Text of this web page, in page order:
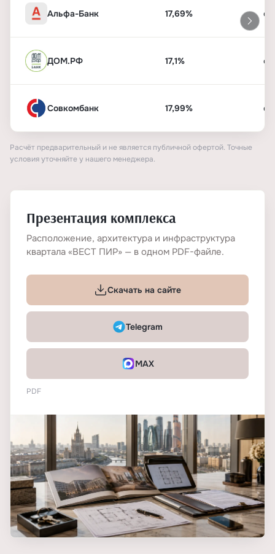
Альфа-Банк 17,69%
ДОМ.РФ 17,1%
Совкомбанк 17,99%
Расчёт предварительный и не является публичной офертой. Точные
условия уточняйте у нашего менеджера.
Презентация комплекса
Расположение, архитектура и инфраструктура
квартала «ВЕСТ ПИР» — в одном PDF-файле.
Скачать на сайте
Telegram
MAX
PDF